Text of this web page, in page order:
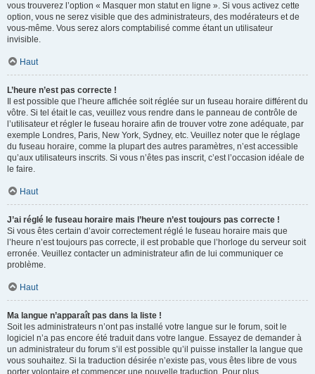
vous trouverez l’option « Masquer mon statut en ligne ». Si vous activez cette
option, vous ne serez visible que des administrateurs, des modérateurs et de
vous-même. Vous serez alors comptabilisé comme étant un utilisateur
invisible.
Haut
L’heure n’est pas correcte !
Il est possible que l’heure affichée soit réglée sur un fuseau horaire différent du
vôtre. Si tel était le cas, veuillez vous rendre dans le panneau de contrôle de
l’utilisateur et régler le fuseau horaire afin de trouver votre zone adéquate, par
exemple Londres, Paris, New York, Sydney, etc. Veuillez noter que le réglage
du fuseau horaire, comme la plupart des autres paramètres, n’est accessible
qu’aux utilisateurs inscrits. Si vous n’êtes pas inscrit, c’est l’occasion idéale de
le faire.
Haut
J’ai réglé le fuseau horaire mais l’heure n’est toujours pas correcte !
Si vous êtes certain d’avoir correctement réglé le fuseau horaire mais que
l’heure n’est toujours pas correcte, il est probable que l’horloge du serveur soit
erronée. Veuillez contacter un administrateur afin de lui communiquer ce
problème.
Haut
Ma langue n’apparaît pas dans la liste !
Soit les administrateurs n’ont pas installé votre langue sur le forum, soit le
logiciel n’a pas encore été traduit dans votre langue. Essayez de demander à
un administrateur du forum s’il est possible qu’il puisse installer la langue que
vous souhaitez. Si la traduction désirée n’existe pas, vous êtes libre de vous
porter volontaire et commencer une nouvelle traduction. Pour plus